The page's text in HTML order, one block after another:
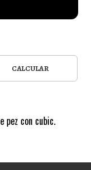
CALCULAR
pez con cubic.